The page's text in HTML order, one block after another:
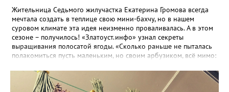
Жительница Седьмого жилучастка Екатерина Громова всегда
мечтала создать в теплице свою мини-бахчу, но в нашем
суровом климате эта идея неизменно проваливалась. А в этом
сезоне – получилось! «Златоуст.инфо» узнал секреты
выращивания полосатой ягоды. «Сколько раньше не пыталась
полакомиться пусть маленьким, но своим арбузиком, всё мимо:
«Златоуст.инфо» садовод. – В этом году посадила сорт так
называемых северных арбузов – «Юлия», а также «Коккоро»